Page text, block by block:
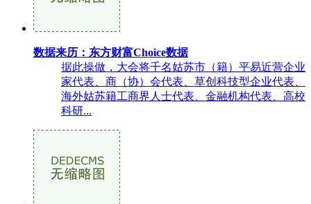
数据来历：东方财富Choice数据
据此操做，大会将千名姑苏市（籍）平易近营企业
家代表、商（协）会代表、草创科技型企业代表、
海外姑苏籍工商界人士代表、金融机构代表、高校
科研...